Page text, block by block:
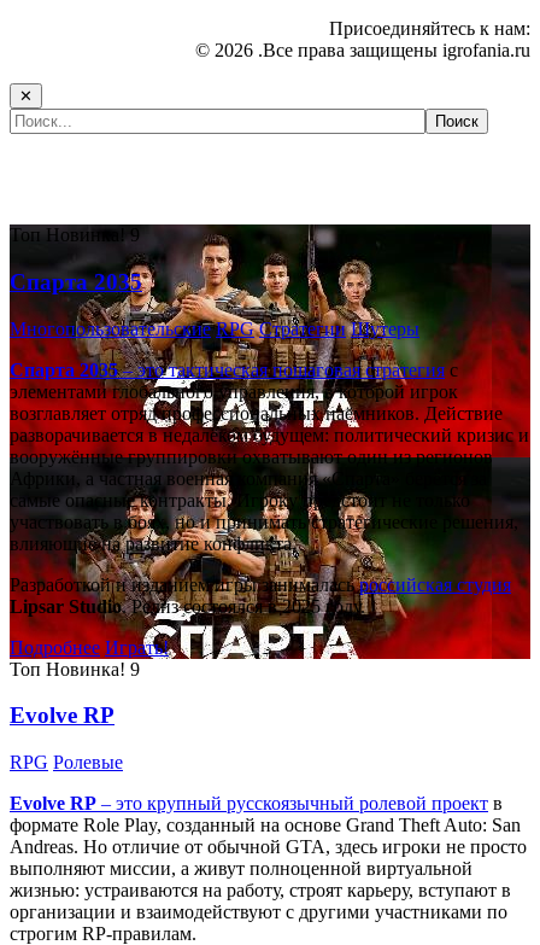
Присоединяйтесь к нам:
© 2026 .Все права защищены igrofania.ru
✕
Топ Новинка! 9
Спарта 2035
Многопользовательские RPG Стратегии Шутеры
Спарта 2035– это тактическаяпошаговая стратегияс
элементами глобального управления, в которой игрок
возглавляет отряд профессиональных наёмников. Действие
разворачивается в недалёком будущем: политический кризис и
вооружённые группировки охватывают один из регионов
Африки, а частная военная компания «Спарта» берётся за
самые опасные контракты. Игроку предстоит не только
участвовать в боях, но и принимать стратегические решения,
влияющие на развитие конфликта.
Разработкой и изданием игры занималасьроссийская студия
Lipsar Studio. Релиз состоялся в 2025 году.
Подробнее Играть!
Топ Новинка! 9
Evolve RP
RPG Ролевые
Evolve RP – это крупный русскоязычный ролевой проект в
формате Role Play, созданный на основе Grand Theft Auto: San
Andreas. Но отличие от обычной GTA, здесь игроки не просто
выполняют миссии, а живут полноценной виртуальной
жизнью: устраиваются на работу, строят карьеру, вступают в
организации и взаимодействуют с другими участниками по
строгим RP-правилам.